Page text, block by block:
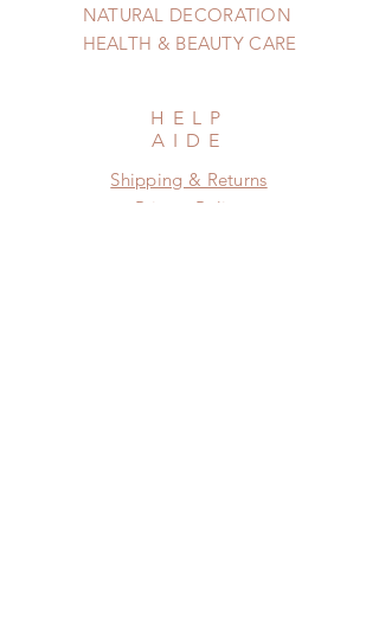
NATURAL DECORATION
HEALTH & BEAUTY CARE
HELP
AIDE
Shipping & Returns
Privacy Policy